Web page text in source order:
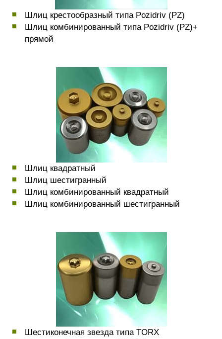
Шлиц крестообразный типа Pozidriv (PZ)
Шлиц комбинированный типа Pozidriv (PZ)+
прямой
Шлиц квадратный
Шлиц шестигранный
Шлиц комбинированный квадратный
Шлиц комбинированный шестигранный
Шестиконечная звезда типа TORX